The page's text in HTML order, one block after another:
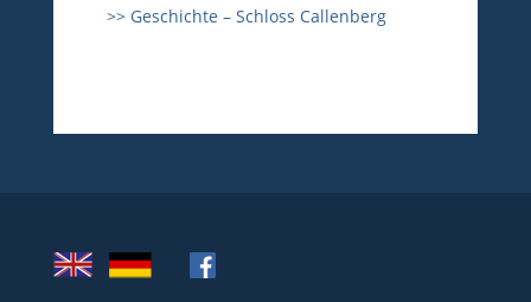
>> Geschichte – Schloss Callenberg